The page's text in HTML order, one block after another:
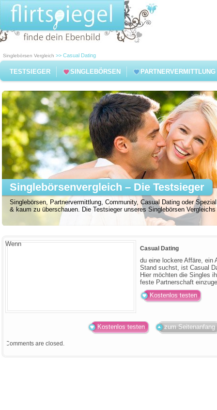
Singlebörsen Vergleich >> Casual Dating
TESTSIEGER SINGLEBÖRSEN PARTNERVERMITTLUNG
Singlebörsen, Partnervermittlung, Community, Casual Dating oder
& kaum zu überschauen. Die Testsieger unseres Singlebörsen
Singlebörsenvergleich – Die Testsieger
Wenn
Casual Dating
du eine lockere Affäre, ein
Stand suchst, ist Casual
Hier möchten die Singles
feste Partnerschaft
Kostenlos testen
Kostenlos testen zum Seitenanfang
Comments are closed.